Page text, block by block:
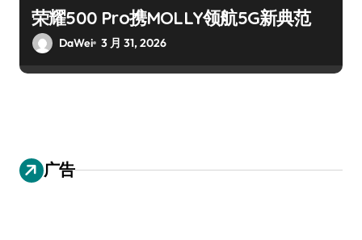
荣耀500 Pro携MOLLY领航5G新典范
DaWei 3 月 31, 2026
广告